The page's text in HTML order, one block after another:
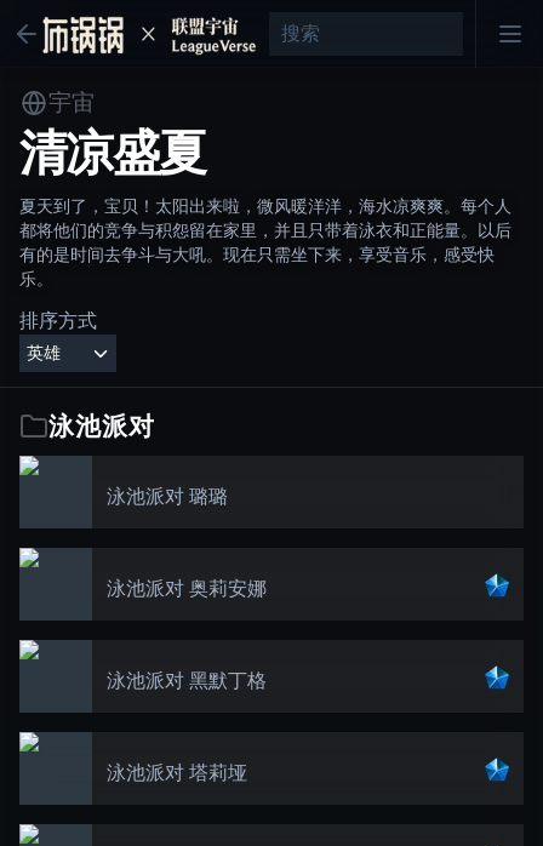
宇宙
清凉盛夏
夏天到了，宝贝！太阳出来啦，微风暖洋洋，海水凉爽爽。每个人
都将他们的竞争与积怨留在家里，并且只带着泳衣和正能量。以后
有的是时间去争斗与大吼。现在只需坐下来，享受音乐，感受快
乐。
排序方式
泳池派对
泳池派对 璐璐
泳池派对 奥莉安娜
泳池派对 黑默丁格
泳池派对 塔莉垭